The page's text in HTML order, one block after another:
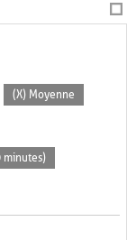
(X) Moyenne
minutes)